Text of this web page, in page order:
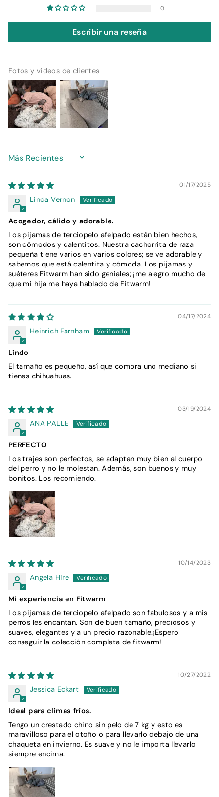
0
Escribir una reseña
Fotos y videos de clientes
SORT BY
01/17/2025
Linda Vernon
Acogedor, cálido y adorable.
Los pijamas de terciopelo afelpado están bien hechos,
son cómodos y calentitos. Nuestra cachorrita de raza
pequeña tiene varios en varios colores; se ve adorable y
sabemos que está calentita y cómoda. Los pijamas y
suéteres Fitwarm han sido geniales; ¡me alegro mucho de
que mi hija me haya hablado de Fitwarm!
04/17/2024
Heinrich Farnham
Lindo
El tamaño es pequeño, así que compra uno mediano si
tienes chihuahuas.
03/19/2024
ANA PALLE
PERFECTO
Los trajes son perfectos, se adaptan muy bien al cuerpo
del perro y no le molestan. Además, son buenos y muy
bonitos. Los recomiendo.
10/14/2023
Angela Hire
Mi experiencia en Fitwarm
Los pijamas de terciopelo afelpado son fabulosos y a mis
perros les encantan. Son de buen tamaño, preciosos y
suaves, elegantes y a un precio razonable.¡Espero
conseguir la colección completa de fitwarm!
10/27/2022
Jessica Eckart
Ideal para climas fríos.
Tengo un crestado chino sin pelo de 7 kg y esto es
maravilloso para el otoño o para llevarlo debajo de una
chaqueta en invierno. Es suave y no le importa llevarlo
siempre encima.